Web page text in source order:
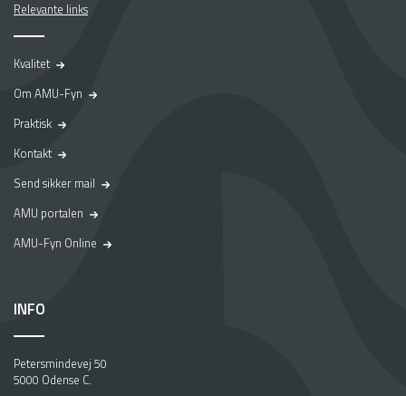
Relevante links
Kvalitet
Om AMU-Fyn
Praktisk
Kontakt
Send sikker mail
AMU portalen
AMU-Fyn Online
INFO
Petersmindevej 50
5000 Odense C.